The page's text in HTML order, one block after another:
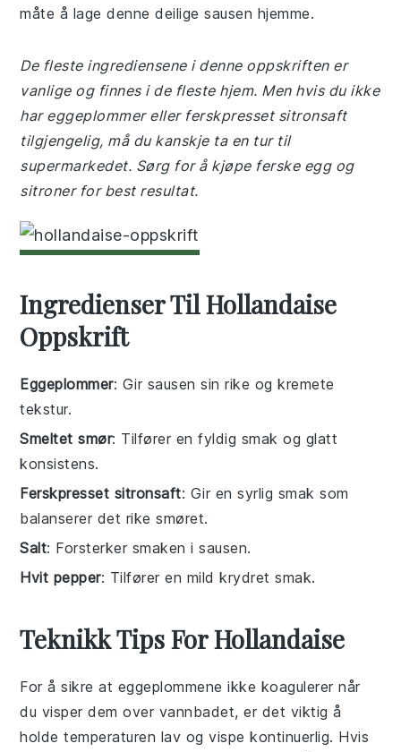
måte å lage denne deilige sausen hjemme.
De fleste ingrediensene i denne oppskriften er
vanlige og finnes i de fleste hjem. Men hvis du ikke
har eggeplommer eller ferskpresset sitronsaft
tilgjengelig, må du kanskje ta en tur til
supermarkedet. Sørg for å kjøpe ferske egg og
sitroner for best resultat.
Ingredienser Til Hollandaise
Oppskrift
Eggeplommer: Gir sausen sin rike og kremete
tekstur.
Smeltet smør: Tilfører en fyldig smak og glatt
konsistens.
Ferskpresset sitronsaft: Gir en syrlig smak som
balanserer det rike smøret.
Salt: Forsterker smaken i sausen.
Hvit pepper: Tilfører en mild krydret smak.
Teknikk Tips For Hollandaise
For å sikre at eggeplommene ikke koagulerer når
du visper dem over vannbadet, er det viktig å
holde temperaturen lav og vispe kontinuerlig. Hvis